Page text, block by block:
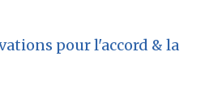
pour l'accord & la